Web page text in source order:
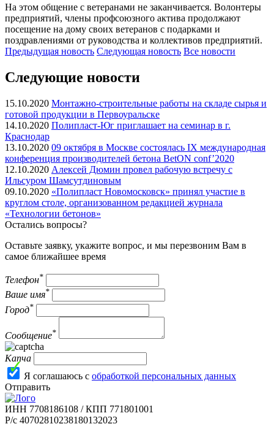
На этом общение с ветеранами не заканчивается. Волонтеры
предприятий, члены профсоюзного актива продолжают
посещение на дому своих ветеранов с подарками и
поздравлениями от руководства и коллективов предприятий.
Предыдущая новость Следующая новость Все новости
Следующие новости
15.10.2020 Монтажно-строительные работы на складе сырья и
готовой продукции в Первоуральске
14.10.2020 Полипласт-Юг приглашает на семинар в г.
Краснодар
13.10.2020 09 октября в Москве состоялась IX международная
конференция производителей бетона BetON conf’2020
12.10.2020 Алексей Дюмин провел рабочую встречу с
Ильсуром Шамсутдиновым
09.10.2020 «Полипласт Новомосковск» принял участие в
круглом столе, организованном редакцией журнала
«Технологии бетонов»
Остались вопросы?
Оставьте заявку, укажите вопрос, и мы перезвоним Вам в
самое ближайшее время
Телефон*
Ваше имя*
Город*
Сообщение*
Капча
Я соглашаюсь с обработкой персональных данных
Отправить
ИНН 7708186108 / КПП 771801001
Р/с 40702810238180132023